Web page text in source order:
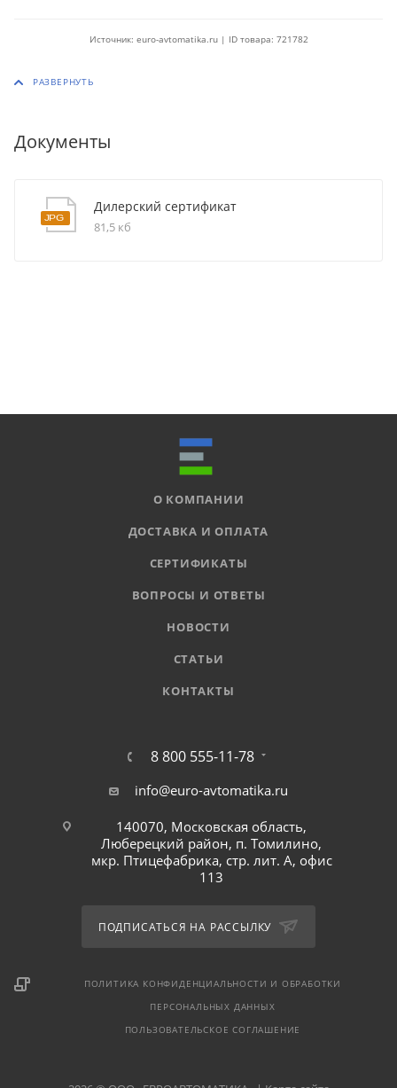
Источник: euro-avtomatika.ru | ID товара: 721782
Документы
Дилерский сертификат
81,5 кб
О КОМПАНИИ
ДОСТАВКА И ОПЛАТА
СЕРТИФИКАТЫ
ВОПРОСЫ И ОТВЕТЫ
НОВОСТИ
СТАТЬИ
КОНТАКТЫ
8 800 555-11-78
info@euro-avtomatika.ru
140070, Московская область,
Люберецкий район, п. Томилино,
мкр. Птицефабрика, стр. лит. А, офис
113
ПОДПИСАТЬСЯ НА РАССЫЛКУ
ПОЛИТИКА КОНФИДЕНЦИАЛЬНОСТИ И ОБРАБОТКИ
ПЕРСОНАЛЬНЫХ ДАННЫХ
ПОЛЬЗОВАТЕЛЬСКОЕ СОГЛАШЕНИЕ